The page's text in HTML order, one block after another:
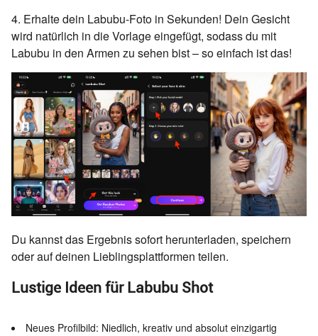
4. Erhalte dein Labubu-Foto in Sekunden! Dein Gesicht
wird natürlich in die Vorlage eingefügt, sodass du mit
Labubu in den Armen zu sehen bist – so einfach ist das!
Du kannst das Ergebnis sofort herunterladen, speichern
oder auf deinen Lieblingsplattformen teilen.
Lustige Ideen für Labubu Shot
Neues Profilbild: Niedlich, kreativ und absolut einzigartig